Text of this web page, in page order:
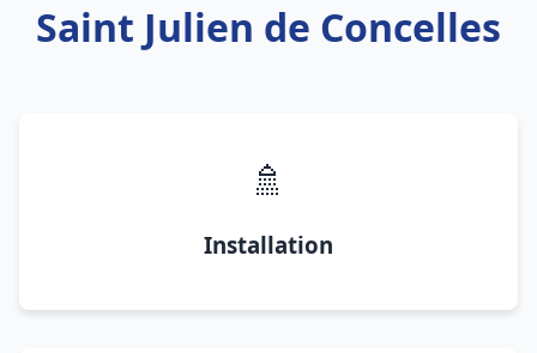
Saint Julien de Concelles
🚿
Installation